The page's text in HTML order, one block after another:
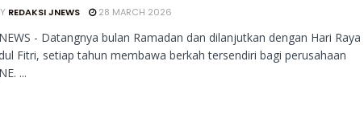
REDAKSI JNEWS 28 MARCH 2026
- Datangnya bulan Ramadan dan dilanjutkan dengan Hari Raya
Fitri, setiap tahun membawa berkah tersendiri bagi perusahaan
...